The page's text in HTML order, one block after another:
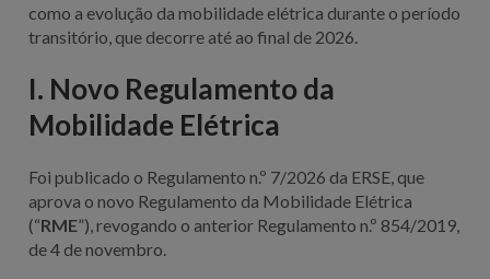
como a evolução da mobilidade elétrica durante o período
transitório, que decorre até ao final de 2026.
I. Novo Regulamento da
Mobilidade Elétrica
Foi publicado o Regulamento n.º 7/2026 da ERSE, que
aprova o novo Regulamento da Mobilidade Elétrica
(“RME”), revogando o anterior Regulamento n.º 854/2019,
de 4 de novembro.